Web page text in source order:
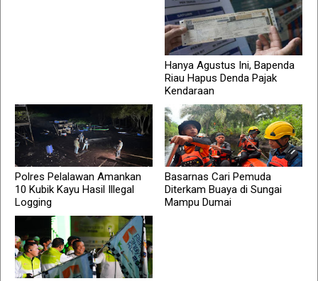
Hanya Agustus Ini, Bapenda
Riau Hapus Denda Pajak
Kendaraan
Polres Pelalawan Amankan
10 Kubik Kayu Hasil Illegal
Logging
Basarnas Cari Pemuda
Diterkam Buaya di Sungai
Mampu Dumai